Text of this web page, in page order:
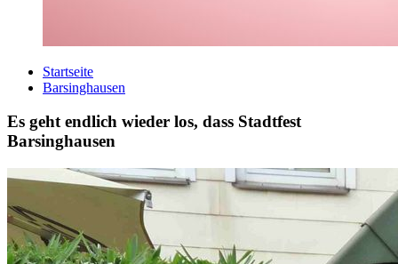
Startseite
Barsinghausen
Es geht endlich wieder los, dass Stadtfest
Barsinghausen